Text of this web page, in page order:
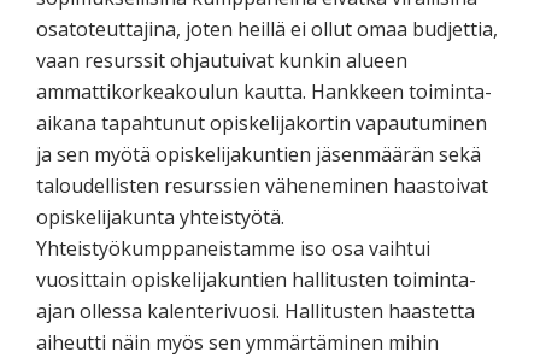
osatoteuttajina, joten heillä ei ollut omaa budjettia,
vaan resurssit ohjautuivat kunkin alueen
ammattikorkeakoulun kautta. Hankkeen toiminta-
aikana tapahtunut opiskelijakortin vapautuminen
ja sen myötä opiskelijakuntien jäsenmäärän sekä
taloudellisten resurssien väheneminen haastoivat
opiskelijakunta yhteistyötä.
Yhteistyökumppaneistamme iso osa vaihtui
vuosittain opiskelijakuntien hallitusten toiminta-
ajan ollessa kalenterivuosi. Hallitusten haastetta
aiheutti näin myös sen ymmärtäminen mihin